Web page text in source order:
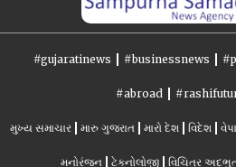
#gujaratinews #businessnews
#abroad
મુખ્ય સમાચાર મારુ ગુજરાત મારો દેશ વિદેશ
મનોરંજન ટેકનોલોજી વિચિત્ર